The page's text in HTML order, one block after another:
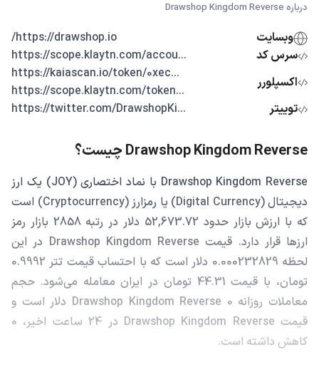
درباره Drawshop Kingdom Reverse
وبسایت
https://drawshop.io/
سرس کد
...https://scope.klaytn.com/accou
اکسپلورر
...https://kaiascan.io/token/0xec
...https://scope.klaytn.com/token
توییتر
...https://twitter.com/DrawshopKi
Drawshop Kingdom Reverse چیست؟
Drawshop Kingdom Reverse با نماد اختصاری (JOY) یک ارز
دیجیتال (Digital Currency) یا رمزارز (Cryptocurrency) است
که با ارزش بازار حدود 52,673.72 دلار در رتبه 2858 بازار رمز
ارزها قرار دارد. قیمت Drawshop Kingdom Reverse در این
لحظه 0.000232829 دلار است که با احتساب قیمت تتر 0.9992
تومان، با قیمت 44.31 تومان در ایران معامله می‌شود. حجم
معاملات روزانه Drawshop Kingdom Reverse 0 دلار است و
قیمت Drawshop Kingdom Reverse در 24 ساعت اخیر، 0
کاهش داشته است.